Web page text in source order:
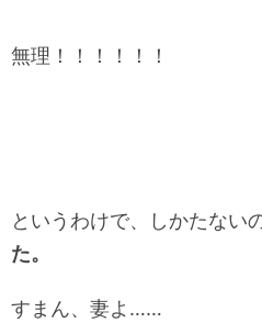
無理！！！！！！
というわけで、しかたない
た。
すまん、妻よ……